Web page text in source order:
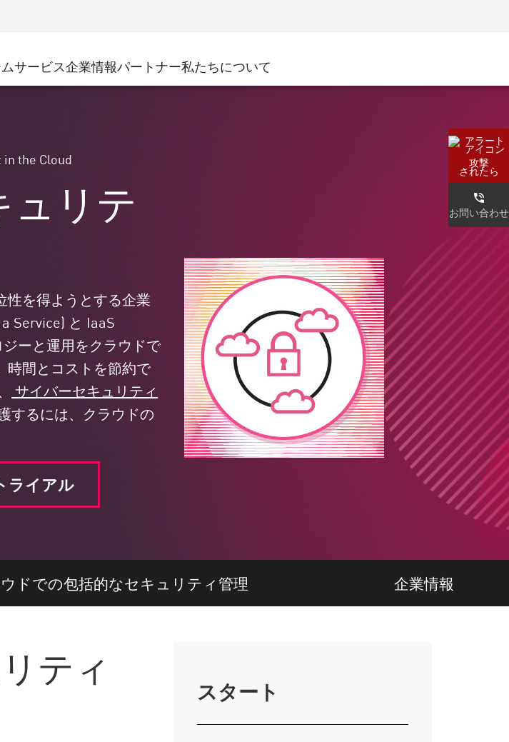
SASE
地方自治体
通信事業者/サービス プロバイダ
サービス企業情報イベント&ウェビナー
パートナー
Google Cloud Platform
私たちについて
the Cloud
リテ
性を得ようとする企業
Service) と IaaS
ーと運用をクラウドで
時間とコストを節約で
サイバーセキュリティ
するには、クラウドの
ライアル
ドでの包括的なセキュリティ管理 企業情報
ティ
スタート
攻撃
されたら
お問い合わせ